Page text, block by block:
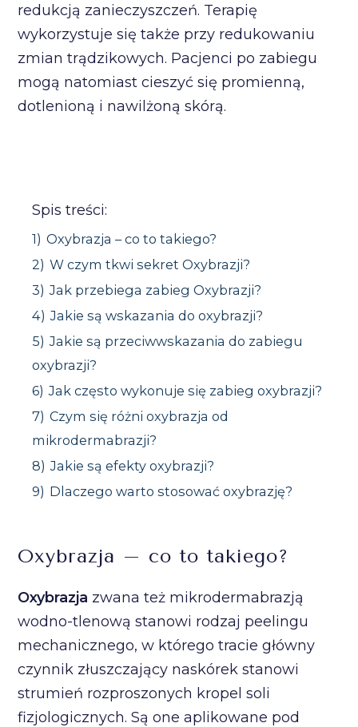
redukcją zanieczyszczeń. Terapię
wykorzystuje się także przy redukowaniu
zmian trądzikowych. Pacjenci po zabiegu
mogą natomiast cieszyć się promienną,
dotlenioną i nawilżoną skórą.
Spis treści:
1) Oxybrazja – co to takiego?
2) W czym tkwi sekret Oxybrazji?
3) Jak przebiega zabieg Oxybrazji?
4) Jakie są wskazania do oxybrazji?
5) Jakie są przeciwwskazania do zabiegu
oxybrazji?
6) Jak często wykonuje się zabieg oxybrazji?
7) Czym się różni oxybrazja od
mikrodermabrazji?
8) Jakie są efekty oxybrazji?
9) Dlaczego warto stosować oxybrazję?
Oxybrazja – co to takiego?
Oxybrazja zwana też mikrodermabrazją
wodno-tlenową stanowi rodzaj peelingu
mechanicznego, w którego tracie główny
czynnik złuszczający naskórek stanowi
strumień rozproszonych kropel soli
fizjologicznych. Są one aplikowane pod